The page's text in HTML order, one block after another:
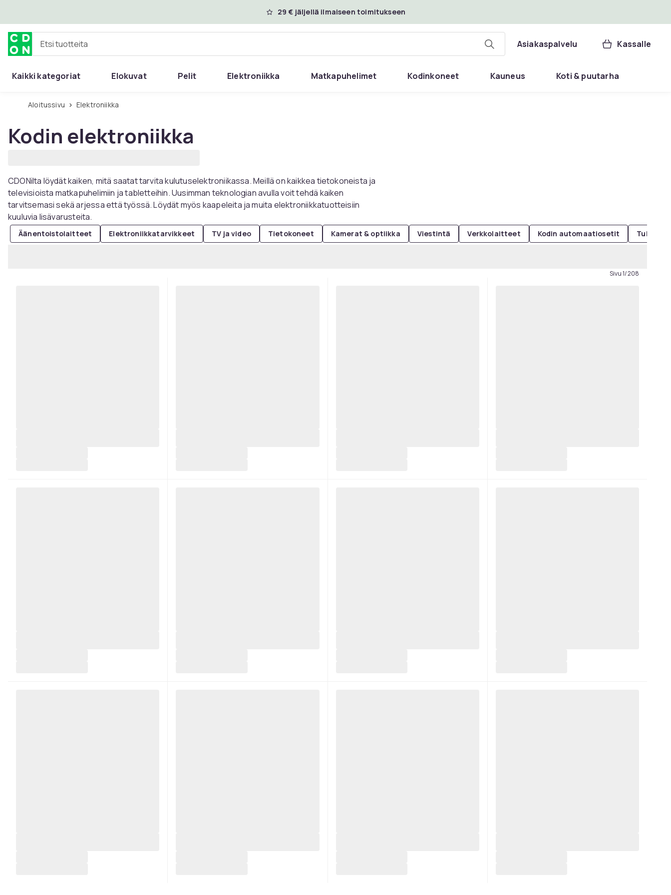
29 € jäljellä ilmaiseen toimitukseen
Etsi tuotteita Asiakaspalvelu Kassalle
Kaikki kategoriat Elokuvat Pelit Elektroniikka Matkapuhelimet Kodinkoneet Kauneus Koti & puutarha
Aloitussivu Elektroniikka
Kodin elektroniikka
CDONilta löydät kaiken, mitä saatat tarvita kulutuselektroniikassa. Meillä on kaikkea tietokoneista ja
televisioista matkapuhelimiin ja tabletteihin. Uusimman teknologian avulla voit tehdä kaiken
tarvitsemasi sekä arjessa että työssä. Löydät myös kaapeleita ja muita elektroniikkatuotteisiin
kuuluvia lisävarusteita.
Äänentoistolaitteet Elektroniikkatarvikkeet TV ja video Tietokoneet Kamerat & optiikka Viestintä Verkkolaitteet Kodin automaatiosetit
Sivu 1/208